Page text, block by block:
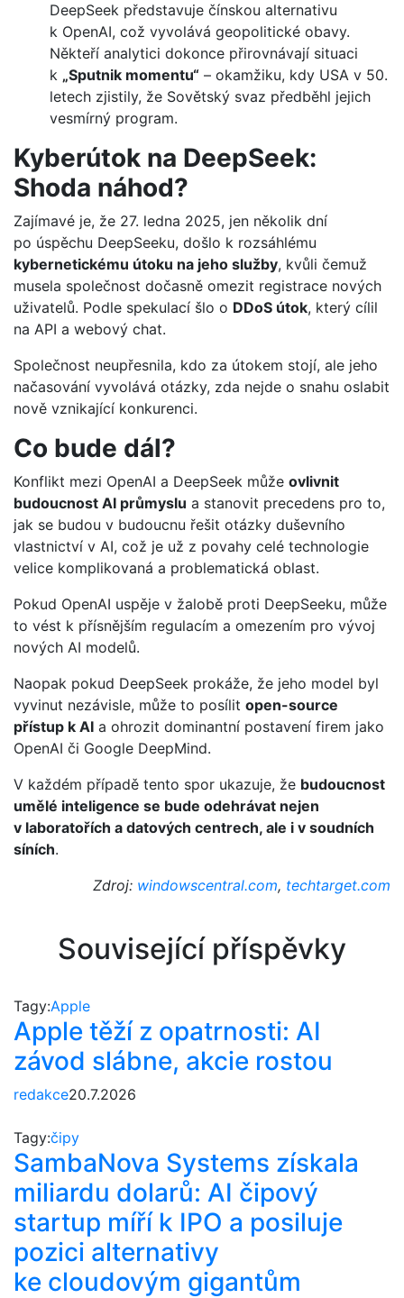
DeepSeek představuje čínskou alternativu
k OpenAI, což vyvolává geopolitické obavy.
Někteří analytici dokonce přirovnávají situaci
k „Sputnik momentu“ – okamžiku, kdy USA v 50.
letech zjistily, že Sovětský svaz předběhl jejich
vesmírný program.
Kyberútok na DeepSeek:
Shoda náhod?
Zajímavé je, že 27. ledna 2025, jen několik dní
po úspěchu DeepSeeku, došlo k rozsáhlému
kybernetickému útoku na jeho služby, kvůli čemuž
musela společnost dočasně omezit registrace nových
uživatelů. Podle spekulací šlo o DDoS útok, který cílil
na API a webový chat.
Společnost neupřesnila, kdo za útokem stojí, ale jeho
načasování vyvolává otázky, zda nejde o snahu oslabit
nově vznikající konkurenci.
Co bude dál?
Konflikt mezi OpenAI a DeepSeek může ovlivnit
budoucnost AI průmyslu a stanovit precedens pro to,
jak se budou v budoucnu řešit otázky duševního
vlastnictví v AI, což je už z povahy celé technologie
velice komplikovaná a problematická oblast.
Pokud OpenAI uspěje v žalobě proti DeepSeeku, může
to vést k přísnějším regulacím a omezením pro vývoj
nových AI modelů.
Naopak pokud DeepSeek prokáže, že jeho model byl
vyvinut nezávisle, může to posílit open-source
přístup k AI a ohrozit dominantní postavení firem jako
OpenAI či Google DeepMind.
V každém případě tento spor ukazuje, že budoucnost
umělé inteligence se bude odehrávat nejen
v laboratořích a datových centrech, ale i v soudních
síních.
Zdroj: windowscentral.com, techtarget.com
Související příspěvky
Tagy:Apple
Apple těží z opatrnosti: AI
závod slábne, akcie rostou
redakce20.7.2026
Tagy:čipy
SambaNova Systems získala
miliardu dolarů: AI čipový
startup míří k IPO a posiluje
pozici alternativy
ke cloudovým gigantům